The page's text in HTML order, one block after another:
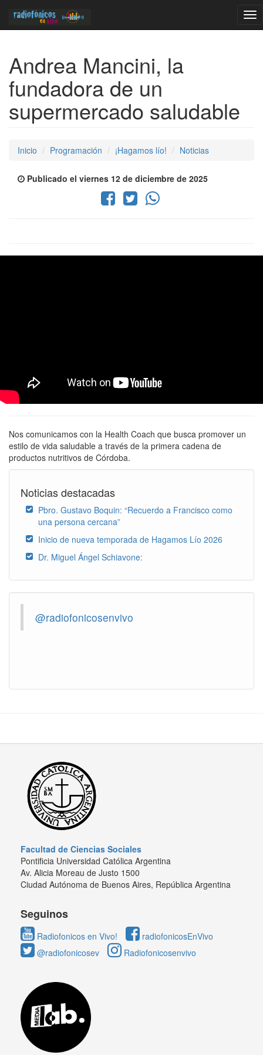
Andrea Mancini, la
fundadora de un
supermercado saludable
Inicio Programación ¡Hagamos lío! Noticias
Publicado el viernes 12 de diciembre de 2025
Nos comunicamos con la Health Coach que busca promover un
estilo de vida saludable a través de la primera cadena de
productos nutritivos de Córdoba.
Noticias destacadas
Pbro. Gustavo Boquin: “Recuerdo a Francisco como
una persona cercana”
Inicio de nueva temporada de Hagamos Lío 2026
Dr. Miguel Ángel Schiavone:
@radiofonicosenvivo
Facultad de Ciencias Sociales
Pontificia Universidad Católica Argentina
Av. Alicia Moreau de Justo 1500
Ciudad Autónoma de Buenos Aires, República Argentina
Seguinos
Radiofonicos en Vivo!
radiofonicosEnVivo
@radiofonicosev
Radiofonicosenvivo